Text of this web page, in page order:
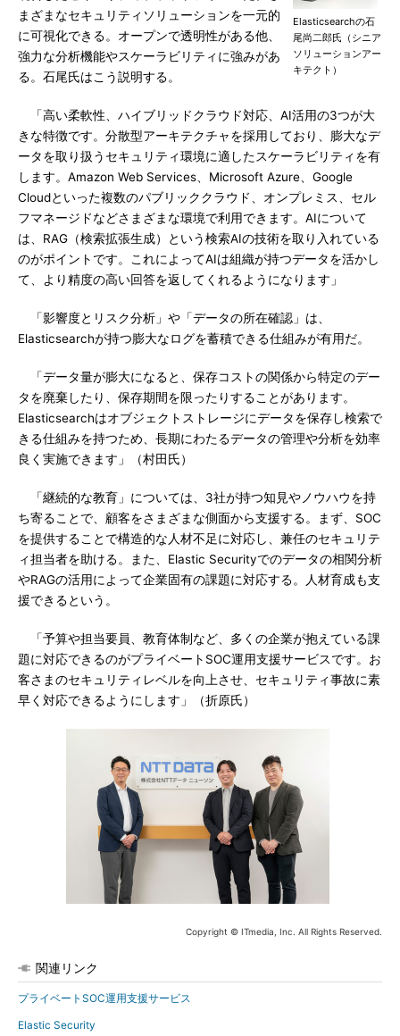
Elasticsearchの石
尾尚二郎氏（シニア
ソリューションアー
キテクト）
まざまなセキュリティソリューションを一元的
に可視化できる。オープンで透明性がある他、
強力な分析機能やスケーラビリティに強みがあ
る。石尾氏はこう説明する。
「高い柔軟性、ハイブリッドクラウド対応、AI活用の3つが大
きな特徴です。分散型アーキテクチャを採用しており、膨大なデ
ータを取り扱うセキュリティ環境に適したスケーラビリティを有
します。Amazon Web Services、Microsoft Azure、Google
Cloudといった複数のパブリッククラウド、オンプレミス、セル
フマネージドなどさまざまな環境で利用できます。AIについて
は、RAG（検索拡張生成）という検索AIの技術を取り入れている
のがポイントです。これによってAIは組織が持つデータを活かし
て、より精度の高い回答を返してくれるようになります」
「影響度とリスク分析」や「データの所在確認」は、
Elasticsearchが持つ膨大なログを蓄積できる仕組みが有用だ。
「データ量が膨大になると、保存コストの関係から特定のデー
タを廃棄したり、保存期間を限ったりすることがあります。
Elasticsearchはオブジェクトストレージにデータを保存し検索で
きる仕組みを持つため、長期にわたるデータの管理や分析を効率
良く実施できます」（村田氏）
「継続的な教育」については、3社が持つ知見やノウハウを持
ち寄ることで、顧客をさまざまな側面から支援する。まず、SOC
を提供することで構造的な人材不足に対応し、兼任のセキュリテ
ィ担当者を助ける。また、Elastic Securityでのデータの相関分析
やRAGの活用によって企業固有の課題に対応する。人材育成も支
援できるという。
「予算や担当要員、教育体制など、多くの企業が抱えている課
題に対応できるのがプライベートSOC運用支援サービスです。お
客さまのセキュリティレベルを向上させ、セキュリティ事故に素
早く対応できるようにします」（折原氏）
Copyright © ITmedia, Inc. All Rights Reserved.
関連リンク
プライベートSOC運用支援サービス
Elastic Security